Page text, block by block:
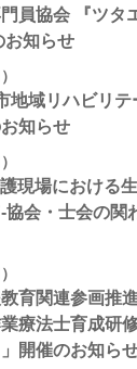
員協会 『ツタ
お知らせ
地域リハビリ
知らせ
護現場における
協会・士会の関
教育関連参画推
療法士育成研
開催のお知ら